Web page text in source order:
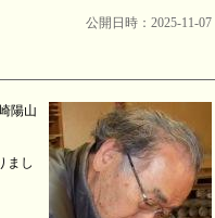
公開日時：2025-11-07
陽山
まし